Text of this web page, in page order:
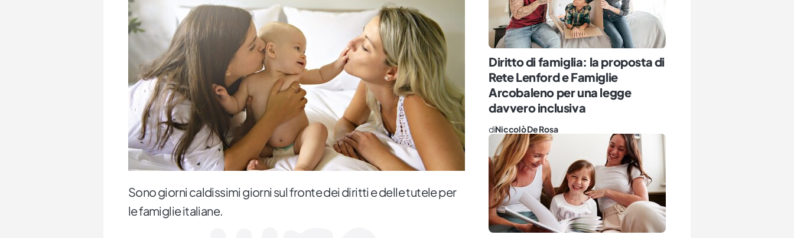
Sono giorni caldissimi giorni sul fronte dei diritti e delle tutele per
le famiglie italiane.
Diritto di famiglia: la proposta di
Rete Lenford e Famiglie
Arcobaleno per una legge
davvero inclusiva
diNiccolò De Rosa